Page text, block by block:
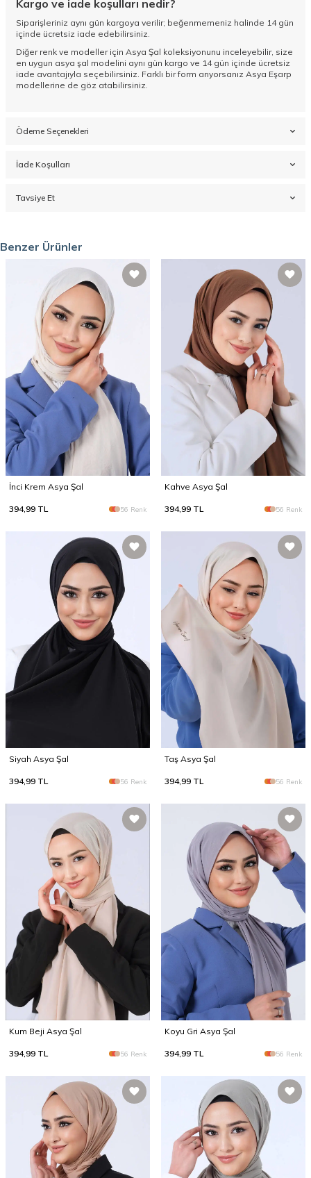
Kargo ve iade koşulları nedir?
Siparişleriniz aynı gün kargoya verilir; beğenmemeniz halinde 14 gün
içinde ücretsiz iade edebilirsiniz.
Diğer renk ve modeller için Asya Şal koleksiyonunu inceleyebilir, size
en uygun asya şal modelini aynı gün kargo ve 14 gün içinde ücretsiz
iade avantajıyla seçebilirsiniz. Farklı bir form arıyorsanız Asya Eşarp
modellerine de göz atabilirsiniz.
Ödeme Seçenekleri
İade Koşulları
Tavsiye Et
Benzer Ürünler
İnci Krem Asya Şal
394,99 TL 56 Renk
Kahve Asya Şal
394,99 TL 56 Renk
Siyah Asya Şal
394,99 TL 56 Renk
Taş Asya Şal
394,99 TL 56 Renk
Kum Beji Asya Şal
394,99 TL 56 Renk
Koyu Gri Asya Şal
394,99 TL 56 Renk